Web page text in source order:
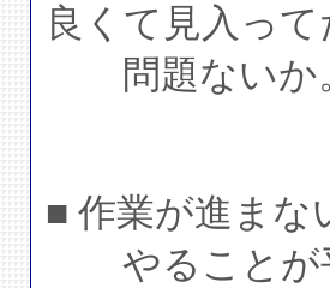
良くて見入っ
問題ないか
■ 作業が進まな
やることが平